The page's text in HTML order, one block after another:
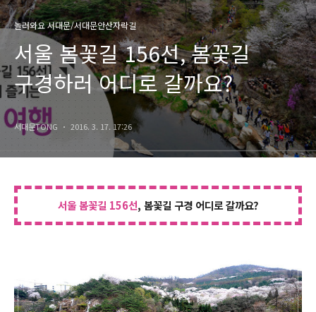
놀러와요 서대문/서대문안산자락길
서울 봄꽃길 156선, 봄꽃길
구경하러 어디로 갈까요?
서대문TONG 2016. 3. 17. 17:26
서울 봄꽃길 156선, 봄꽃길 구경 어디로 갈까요?